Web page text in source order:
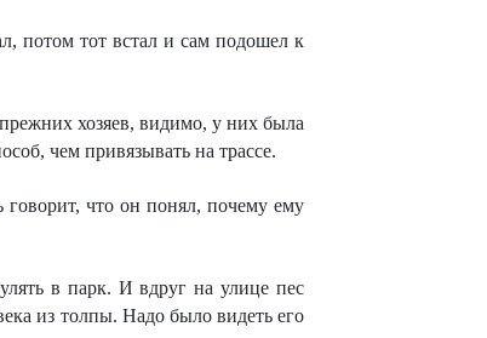
потом тот встал и сам подошел к
хозяев, видимо, у них была
чем привязывать на трассе.
что он понял, почему ему
в парк. И вдруг на улице пес
из толпы. Надо было видеть его